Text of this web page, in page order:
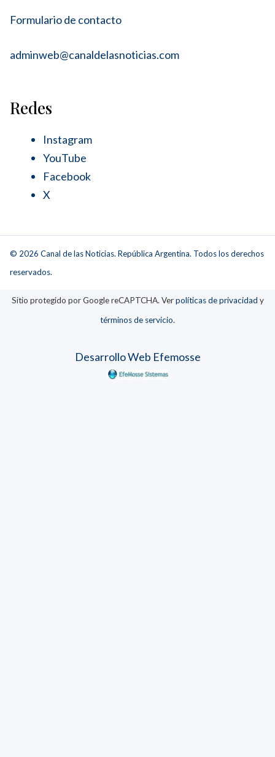
Formulario de contacto
adminweb@canaldelasnoticias.com
Redes
Instagram
YouTube
Facebook
X
© 2026 Canal de las Noticias. República Argentina. Todos los derechos
reservados.
Sitio protegido por Google reCAPTCHA. Verpolíticas de privacidad y
términos de servicio.
Desarrollo Web Efemosse